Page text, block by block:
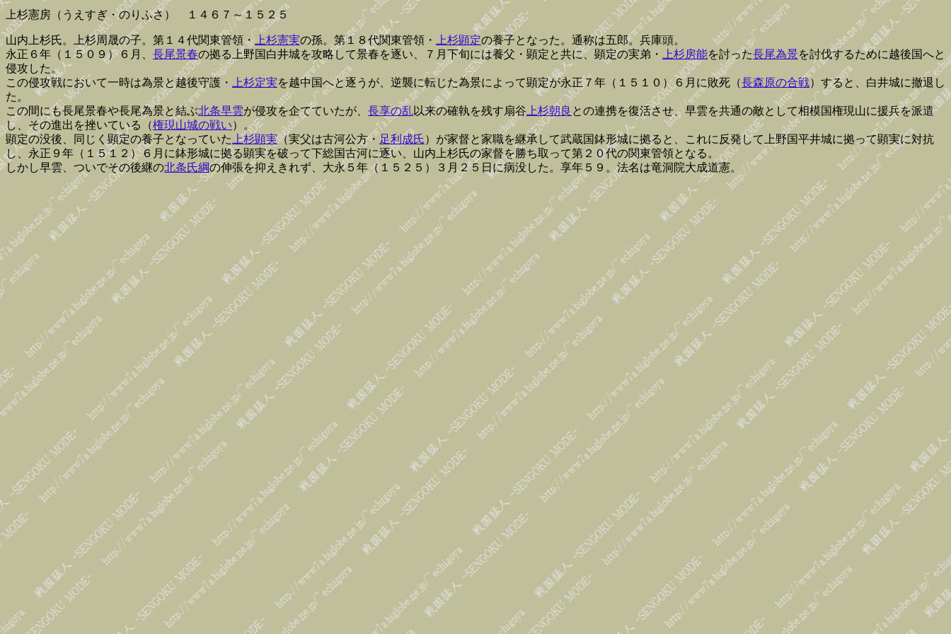
上杉憲房（うえすぎ・のりふさ） １４６７～１５２５
山内上杉氏。上杉周晟の子。第１４代関東管領・ 上杉憲実の孫。第１８代関東管領・ 上杉顕定の養子となった。通称は五郎。兵庫頭。
永正６年（１５０９）６月、 長尾景春の拠る上野国白井城を攻略して景春を逐い、７月下旬には養父・顕定と共に、顕定の実弟・ 上杉房能を討った長尾為景を討伐するために越後国へと
侵攻した。
この侵攻戦において一時は為景と越後守護・
上杉定実を越中国へと逐うが、逆襲に転じた為景によって顕定が永正７年（１５１０）６月に敗死（長森原の合戦）すると、白井城に撤退し
た。
この間にも長尾景春や長尾為景と結ぶ北条早雲が侵攻を企てていたが、 長享の乱以来の確執を残す扇谷 上杉朝良 との連携を復活させ、早雲を共通の敵として相模国権現山に援兵を派遣
し、その進出を挫いている（権現山城の戦い）。
顕定の没後、同じく顕定の養子となっていた 上杉顕実（実父は古河公方・ 足利成氏）が家督と家職を継承して武蔵国鉢形城に拠ると、これに反発して上野国平井城に拠って顕実に対抗
し、永正９年（１５１２）６月に鉢形城に拠る顕実を破って下総国古河に逐い、山内上杉氏の家督を勝ち取って第２０代の関東管領となる。
しかし早雲、ついでその後継の北条氏綱の伸張を抑えきれず、大永５年（１５２５）３月２５日に病没した。享年５９。法名は竜洞院大成道憲。